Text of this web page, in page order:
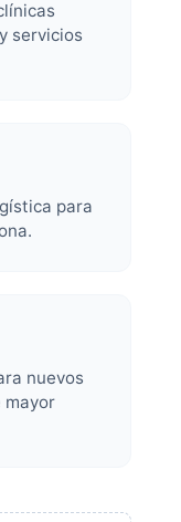
servicios
para
nuevos
mayor